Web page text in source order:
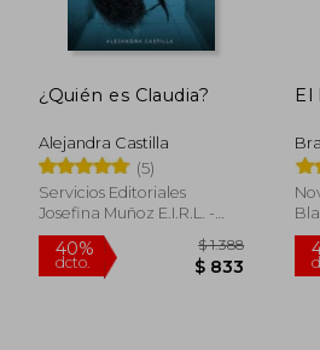
40%
dcto.
$ 1.988
$ 1.193
¿Quién es Claudia?
Alejandra Castilla
(5)
Servicios Editoriales
Josefina Muñoz E.I.R.L. -
Editorial Azafrán, 2014,
Tapa Blanda, Nuevo
El